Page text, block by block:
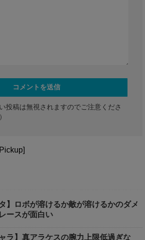
投稿は無視されますのでご注意くださ
タ】ロボが溶けるか敵が溶けるかのダメ
ースが面白い
ャラ】真アラケスの腕力上限低過ぎな